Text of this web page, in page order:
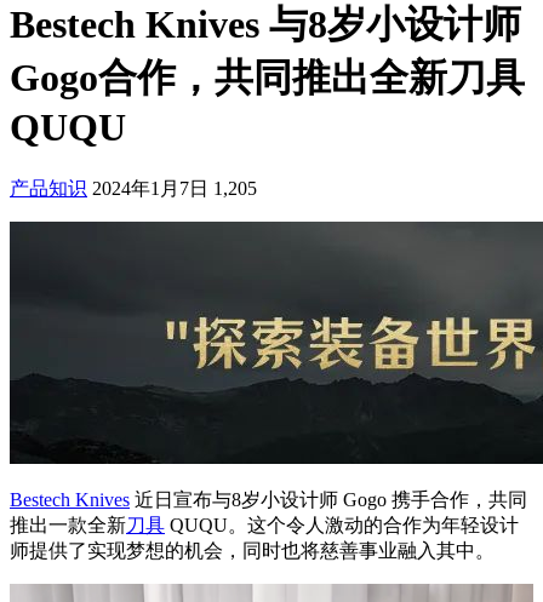
Bestech Knives 与8岁小设计师
Gogo合作，共同推出全新刀具
QUQU
产品知识 2024年1月7日 1,205
Bestech Knives 近日宣布与8岁小设计师 Gogo 携手合作，共同
推出一款全新刀具 QUQU。这个令人激动的合作为年轻设计
师提供了实现梦想的机会，同时也将慈善事业融入其中。